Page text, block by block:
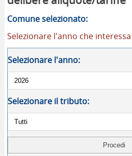
Comune selezionato:
Selezionare l'anno che
Selezionare l'anno:
Selezionare il tributo: